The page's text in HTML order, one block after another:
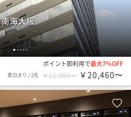
1 2 3 45
海大阪
ポイント即利用で最大7％OFF
素泊まり /2名 ￥22,000〜 ￥20,460〜